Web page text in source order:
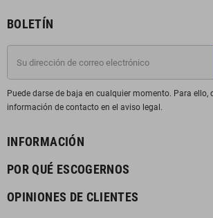
BOLETÍN
Puede darse de baja en cualquier momento. Para ello,
información de contacto en el aviso legal.
INFORMACIÓN
POR QUÉ ESCOGERNOS
OPINIONES DE CLIENTES